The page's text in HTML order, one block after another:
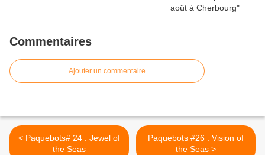
Commentaires
Ajouter un commentaire
< Paquebots# 24 : Jewel of
the Seas
Paquebots #26 : Vision of
the Seas >